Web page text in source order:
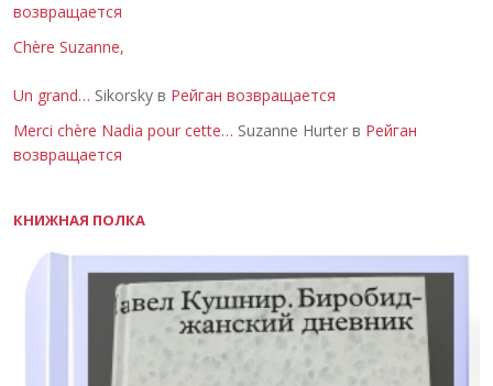
возвращается
Chère Suzanne,
Un grand… Sikorsky в Рейган возвращается
Merci chère Nadia pour cette… Suzanne Hurter в Рейган
возвращается
КНИЖНАЯ ПОЛКА